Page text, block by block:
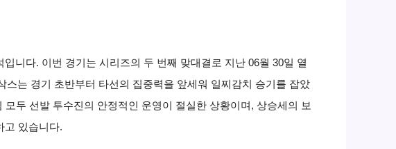
니다. 이번 경기는 시리즈의 두 번째 맞대결로 지난 06월 30일 열
는 경기 초반부터 타선의 집중력을 앞세워 일찌감치 승기를 잡았
두 선발 투수진의 안정적인 운영이 절실한 상황이며, 상승세의 보
고 있습니다.